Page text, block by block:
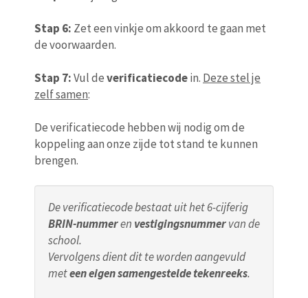
Stap 6: Zet een vinkje om akkoord te gaan met
de voorwaarden.
Stap 7:Vul deverificatiecodein. Deze stel je
zelf samen:
De verificatiecode hebben wij nodig om de
koppeling aan onze zijde tot stand te kunnen
brengen.
De verificatiecode bestaat uit het 6-cijferig
BRIN-nummeren vestigingsnummervan de
school.
Vervolgens dient dit te worden aangevuld
meteen eigen samengestelde tekenreeks.